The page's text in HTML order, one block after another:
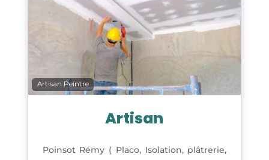
Artisan Peintre
Artisan
Poinsot Rémy ( Placo, Isolation, plâtrerie,